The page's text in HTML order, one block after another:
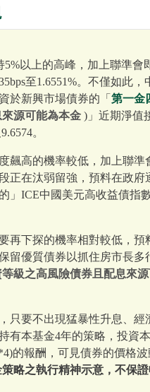
以上的高峰，加上聯準會
至1.6551%。不僅如此
於新興市場債券的「 第一金
源可能為本金 )」近期淨值
。
飆高的機率較低，加上聯
正在汰弱留強，預料在政
」ICE中國美元高收益債指
再下探的機率相對較低，
留優質債券以抓住房市長多
級之高風險債券且配息來
只要不出現猛暴性升息、
本基金4年的策略，投資
的報酬，可見債券的價格
略之執行精神示意，不保